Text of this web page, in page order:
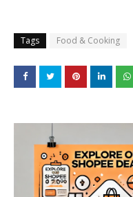
Tags Food & Cooking